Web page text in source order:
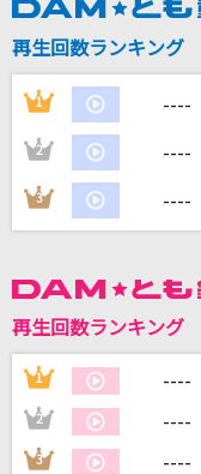
The Revelation
coldrain
カラ
カ
再生回数ランキング
1 ----
2 ----
3 ----
再生回数ランキング
1 ----
2 ----
3 ----